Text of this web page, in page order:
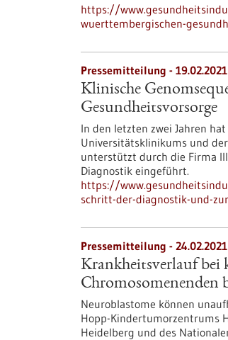
https://
wuerttembergischen-
Pressemitteilung - 19.02.2021
Klinische
Gesundheitsvorsorge
In den letzten zwei Jahren
Universitätsklinikums und
unterstützt durch die Firma
Diagnostik eingeführt.
https://
schritt-der-diagnostik-und-
Pressemitteilung - 24.02.2021
Krankheitsverlauf bei
Chromosomenenden
Neuroblastome können
Hopp-Kindertumorzentrums
Heidelberg und des